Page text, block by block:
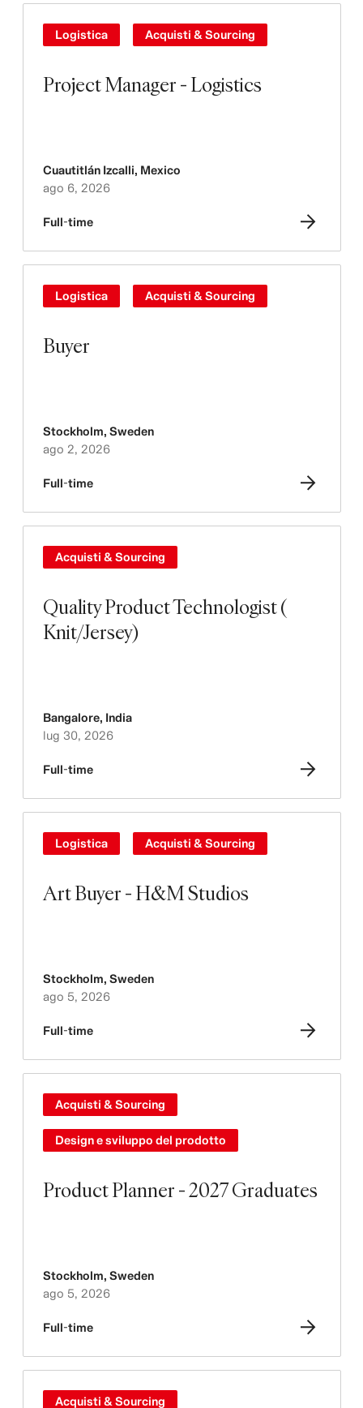
Project Manager - Logistics
Logistica Acquisti & Sourcing
Cuautitlán Izcalli, Mexico
ago 6, 2026
Full-time
Buyer
Logistica Acquisti & Sourcing
Stockholm, Sweden
ago 2, 2026
Full-time
Quality Product Technologist (
Knit/Jersey)
Acquisti & Sourcing
Bangalore, India
lug 30, 2026
Full-time
Art Buyer - H&M Studios
Logistica Acquisti & Sourcing
Stockholm, Sweden
ago 5, 2026
Full-time
Product Planner - 2027 Graduates
Acquisti & Sourcing
Design e sviluppo del prodotto
Stockholm, Sweden
ago 5, 2026
Full-time
Acquisti & Sourcing